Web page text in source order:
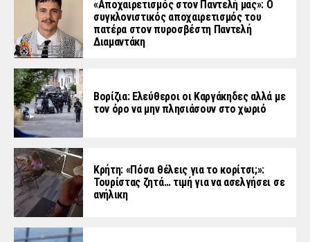
«Aποχαιρετισμός στον Παντελή μας»: Ο
συγκλονιστικός αποχαιρετισμός του
πατέρα στον πυροσβέστη Παντελή
Διαμαντάκη
Βορίζια: Ελεύθεροι οι Καργάκηδες αλλά με
τον όρο να μην πλησιάσουν στο χωριό
Κρήτη: «Πόσα θέλεις για το κορίτσι;»:
Τουρίστας ζητά… τιμή για να ασελγήσει σε
ανήλικη